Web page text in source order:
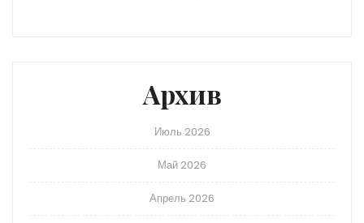
Архив
Июль 2026
Май 2026
Апрель 2026